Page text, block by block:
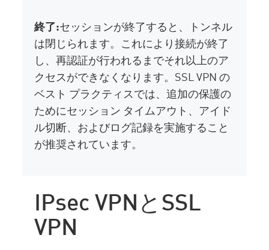
終了:セッションが終了すると、トンネル
は閉じられます。これにより接続が終了
し、再認証が行われるまでそれ以上のア
クセスができなくなります。SSL VPN の
ベスト プラクティスでは、追加の保護の
ためにセッション タイムアウト、アイド
ル切断、およびログ記録を実施すること
が推奨されています。
IPsec VPNとSSL
VPN